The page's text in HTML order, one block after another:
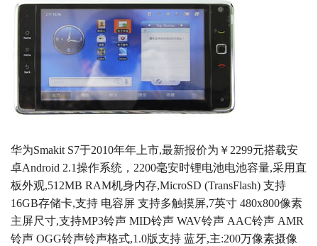
华为Smakit S7于2010年年上市,最新报价为￥2299元搭载安
卓Android 2.1操作系统，2200毫安时锂电池电池容量,采用直
板外观,512MB RAM机身内存,MicroSD (TransFlash) 支持
16GB存储卡,支持 电容屏 支持多触摸屏,7英寸 480x800像素
主屏尺寸,支持MP3铃声 MID铃声 WAV铃声 AAC铃声 AMR
铃声 OGG铃声铃声格式,1.0版支持 蓝牙,主:200万像素摄像